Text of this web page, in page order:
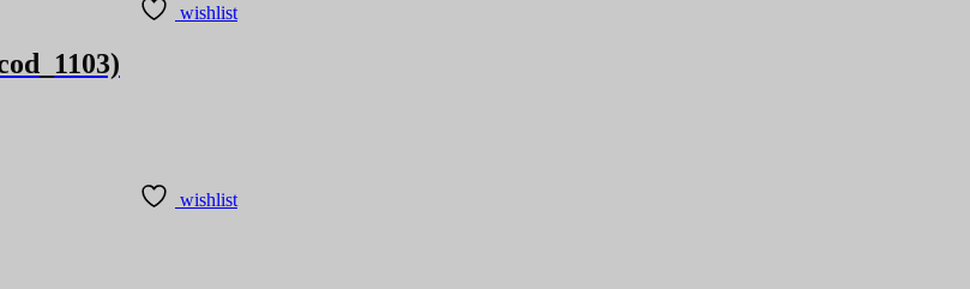
wishlist
wishlist